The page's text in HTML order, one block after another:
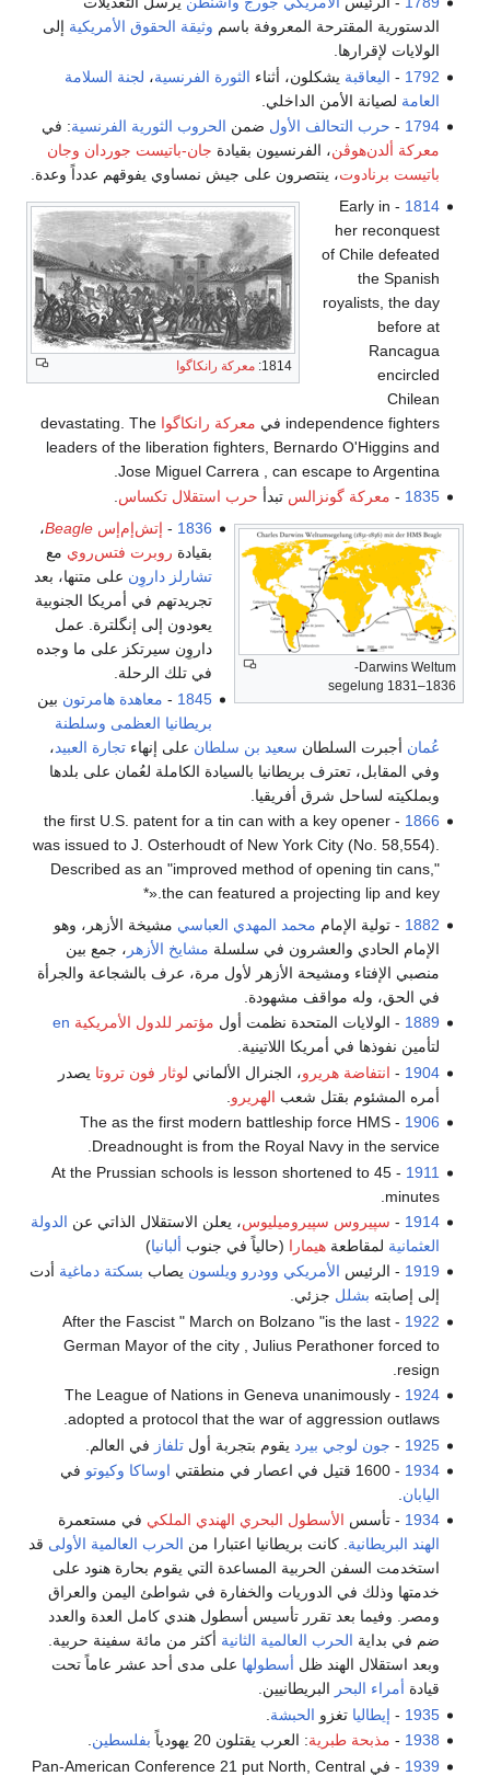
الدستورية المقترحة المعروفة باسم وثيقة الحقوق الأمريكية إلى
الولايات لإقرارها.
1792
- اليعاقبة يشكلون، أثناء الثورة الفرنسية، لجنة السلامة
العامة لصيانة الأمن الداخلي.
1794
- حرب التحالف الأول ضمن الحروب الثورية الفرنسية: في
معركة ألدن‌هوڤن، الفرنسيون بقيادة جان-باتيست جوردان وجان
باتيست برنادوت، ينتصرون على جيش نمساوي يفوقهم عدداً وعدة.
1814: معركة رانكاگوا
1814
- Early in
her reconquest
of Chile defeated
the Spanish
royalists, the day
before at
Rancagua
encircled
Chilean
independence fighters في
معركة رانكاگوا devastating. The
leaders of the liberation fighters, Bernardo O'Higgins and
Jose Miguel Carrera , can escape to Argentina.
1835
- معركة گونزالس تبدأ حرب استقلال تكساس.
Darwins Weltum-
segelung 1831–1836
1836
- إتش‌إم‌إس Beagle،
بقيادة روبرت فتس‌روي مع
تشارلز داروِن على متنها، بعد
تجريدتهم في أمريكا الجنوبية
يعودون إلى إنگلترة. عمل
داروِن سيرتكز على ما وجده
في تلك الرحلة.
1845
- معاهدة هامرتون بين
بريطانيا العظمى وسلطنة
عُمان أجبرت السلطان سعيد بن سلطان على إنهاءتجارة العبيد،
وفي المقابل، تعترف بريطانيا بالسيادة الكاملة لعُمان على بلدها
وبملكيته لساحل شرق أفريقيا.
1866
- the first U.S. patent for a tin can with a key opener
was issued to J. Osterhoudt of New York City (No. 58,554).
Described as an "improved method of opening tin cans,"
the can featured a projecting lip and key.«*
1882 - تولية الإمام محمد المهدي العباسي مشيخة الأزهر، وهو
الإمام الحادي والعشرون في سلسلة مشايخ الأزهر ، جمع بين
منصبي الإفتاء ومشيحة الأزهر لأول مرة، عرف بالشجاعة والجرأة
في الحق، وله مواقف مشهودة.
1889 - الولايات المتحدة نظمت أول مؤتمر للدول الأمريكية en
لتأمين نفوذها في أمريكا اللاتينية.
1904
- انتفاضة هريرو، الجنرال الألماني لوثار فون تروتا يصدر
أمره المشئوم بقتل شعب الهريرو
1906
- The as the first modern battleship force HMS
Dreadnought is from the Royal Navy in the service.
1911
- At the Prussian schools is lesson shortened to 45
minutes.
1914
- سپيروس سپيروميليوس، يعلن الاستقلال الذاتي عن الدولة
العثمانية لمقاطعةهيمارا (حالياً في جنوب ألبانيا)
1919 - الرئيس الأمريكي وودرو ويلسون يصاب بسكتة دماغية أدت
إلى إصابته بشلل جزئي.
1922
- After the Fascist " March on Bolzano "is the last
German Mayor of the city , Julius Perathoner forced to
resign.
1924
- The League of Nations in Geneva unanimously
adopted a protocol that the war of aggression outlaws.
1925
- جون لوجي بيرد يقوم بتجربة أولتلفاز في العالم.
1934 - 1600 ‬قتيل في‮ ‬اعصار في‮ ‬منطقتي‮ ‬ اوساكا وكيوتو
اليابان
1934 - تأسس الأسطول البحري الهندي الملكي في مستعمرة
الهند البريطانية. كانت بريطانيا اعتبارا من الحرب العالمية الأولى قد
استخدمت السفن الحربية المساعدة التي يقوم بحارة هنود على
خدمتها وذلك في الدوريات والخفارة في شواطئ اليمن والعراق
ومصر. وفيما بعد تقرر تأسيس أسطول هندي كامل العدة والعدد
ضم في بداية الحرب العالمية الثانية أكثر من مائة سفينة حربية.
وبعد استقلال الهند ظل أسطولها على مدى أحد عشر عاماً تحت
قيادة أمراء البحر البريطانيين.
1935
- إيطاليا تغزو الحبشة
1938
- مذبحة طبرية: العرب يقتلون 20 يهودياً بفلسطين
1939
- في Pan-American Conference 21 put North, Central